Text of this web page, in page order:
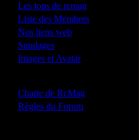
Les tops de rcmag
Liste des Membres
Nos liens web
Sondages
Images et Avatar
Charte de RcMag
Règles du Forum